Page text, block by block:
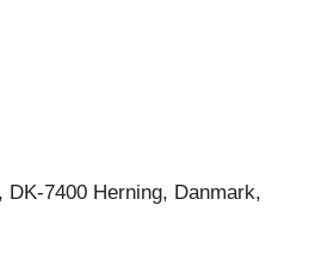
DK-7400 Herning, Danmark,